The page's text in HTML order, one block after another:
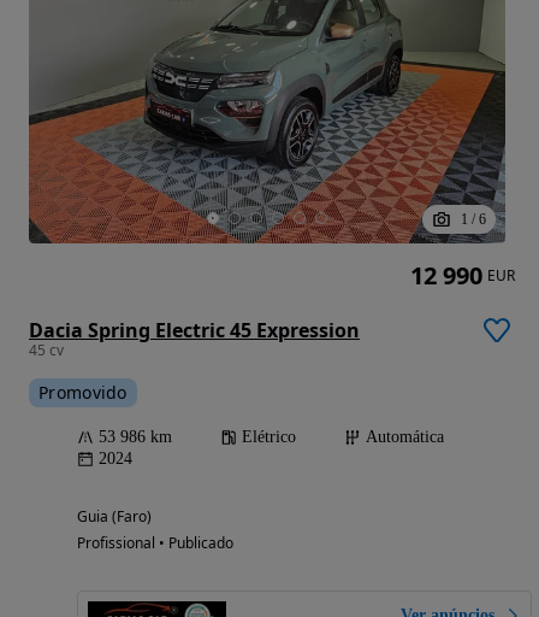
1 / 6
Dacia Spring Electric 45 Expression
45 cv
Promovido
53 986 km Elétrico
Automática
2024
Guia (Faro)
Profissional • Publicado
12 990 EUR